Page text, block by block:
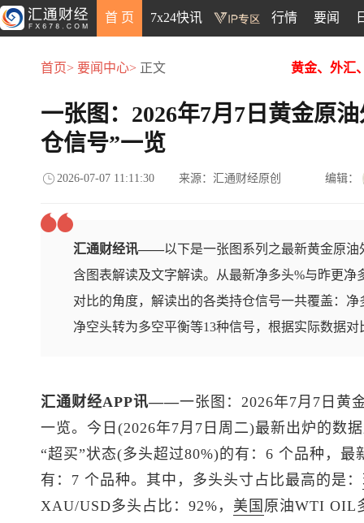
首 页 7x24快讯 行情 要闻
首页> 要闻中心> 正文 黄金、外汇
一张图：2026年7月7日黄金原
仓信号”一览
2026-07-07 11:11:30 来源：汇通财经原创 编辑：
汇通财经讯——以下是一张图系列之最新黄金原
含图表解读及文字解读。从最新净多头%与昨更
对比的角度，解读出的各类持仓信号一共覆盖：
净空头转为多空平衡等13种信号，根据实际数据
汇通财经APP讯——一张图：2026年7月7日黄
一览。今日(2026年7月7日周二)最新出炉的数
“超买”状态(多头超过80%)的有：6 个品种，
有：7 个品种。其中，多头头寸占比最高的是：
XAU/USD多头占比：92%， 美国 原油WTI OIL